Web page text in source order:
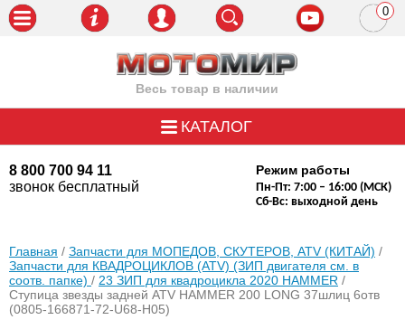
Весь товар в наличии
8 800 700 94 11
звонок бесплатный
Режим работы
Пн-Пт: 7:00 – 16:00 (МСК)
Сб-Вс: выходной день
0
КАТАЛОГ
Главная / Запчасти для МОПЕДОВ, СКУТЕРОВ, ATV (КИТАЙ) /
Запчасти для КВАДРОЦИКЛОВ (ATV) (ЗИП двигателя см. в
соотв. папке) / 23 ЗИП для квадроцикла 2020 HAMMER /
Ступица звезды задней ATV HAMMER 200 LONG 37шлиц 6отв
(0805-166871-72-U68-H05)